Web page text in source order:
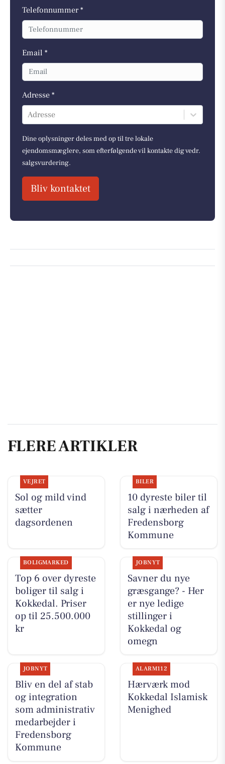
Telefonnummer *
Email *
Adresse *
Adresse
Dine oplysninger deles med op til tre lokale
ejendomsmæglere, som efterfølgende vil kontakte dig vedr.
salgsvurdering.
Bliv kontaktet
FLERE ARTIKLER
VEJRET
Sol og mild vind
sætter
dagsordenen
BILER
10 dyreste biler til
salg i nærheden af
Fredensborg
Kommune
BOLIGMARKED
Top 6 over dyreste
boliger til salg i
Kokkedal. Priser
op til 25.500.000
kr
JOBNYT
Savner du nye
græsgange? - Her
er nye ledige
stillinger i
Kokkedal og
omegn
JOBNYT
Bliv en del af stab
og integration
som administrativ
medarbejder i
Fredensborg
Kommune
ALARM112
Hærværk mod
Kokkedal Islamisk
Menighed